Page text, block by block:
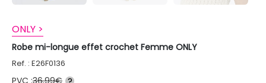
ONLY >
Robe mi-longue effet crochet Femme ONLY
Ref. : E26F0136
PVC :36,99€